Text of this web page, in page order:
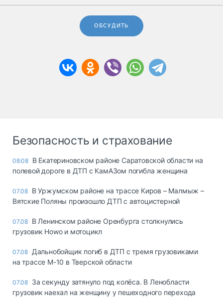
ОБСУДИТЬ
Безопасность и страхование
08:08 В Екатериновском районе Саратовской области на
полевой дороге в ДТП с КамАЗом погибла женщина
07.08 В Уржумском районе на трассе Киров – Малмыж –
Вятские Поляны произошло ДТП с автоцистерной
07.08 В Ленинском районе Оренбурга столкнулись
грузовик Howo и мотоцикл
07.08 Дальнобойщик погиб в ДТП с тремя грузовиками
на трассе М-10 в Тверской области
07.08 За секунду затянуло под колёса. В Ленобласти
грузовик наехал на женщину у пешеходного перехода